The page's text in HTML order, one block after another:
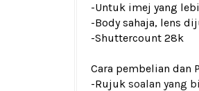
-Untuk imej yang
-Body sahaja, lens
-Shuttercount 28k
Cara pembelian dan
-Rujuk soalan yang